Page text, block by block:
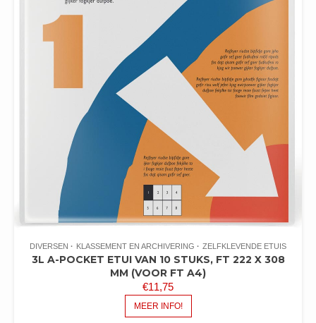
DIVERSEN KLASSEMENT EN ARCHIVERING ZELFKLEVENDE ETUIS
3L A-POCKET ETUI VAN 10 STUKS, FT 222 X 308
MM (VOOR FT A4)
€11,75
MEER INFO!